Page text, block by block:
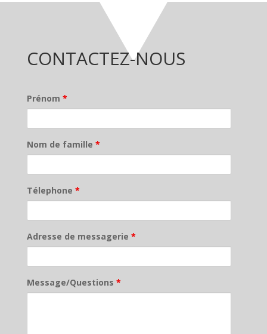
CONTACTEZ-NOUS
Prénom *
Nom de famille *
Télephone *
Adresse de messagerie *
Message/Questions *